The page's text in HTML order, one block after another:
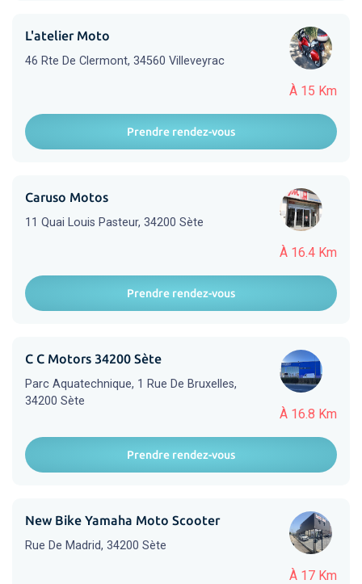
À 15 Km
L'atelier Moto
46 Rte De Clermont, 34560 Villeveyrac
Prendre rendez-vous
À 16.4 Km
Caruso Motos
11 Quai Louis Pasteur, 34200 Sète
Prendre rendez-vous
À 16.8 Km
C C Motors 34200 Sète
Parc Aquatechnique, 1 Rue De Bruxelles,
34200 Sète
Prendre rendez-vous
À 17 Km
New Bike Yamaha Moto Scooter
Rue De Madrid, 34200 Sète